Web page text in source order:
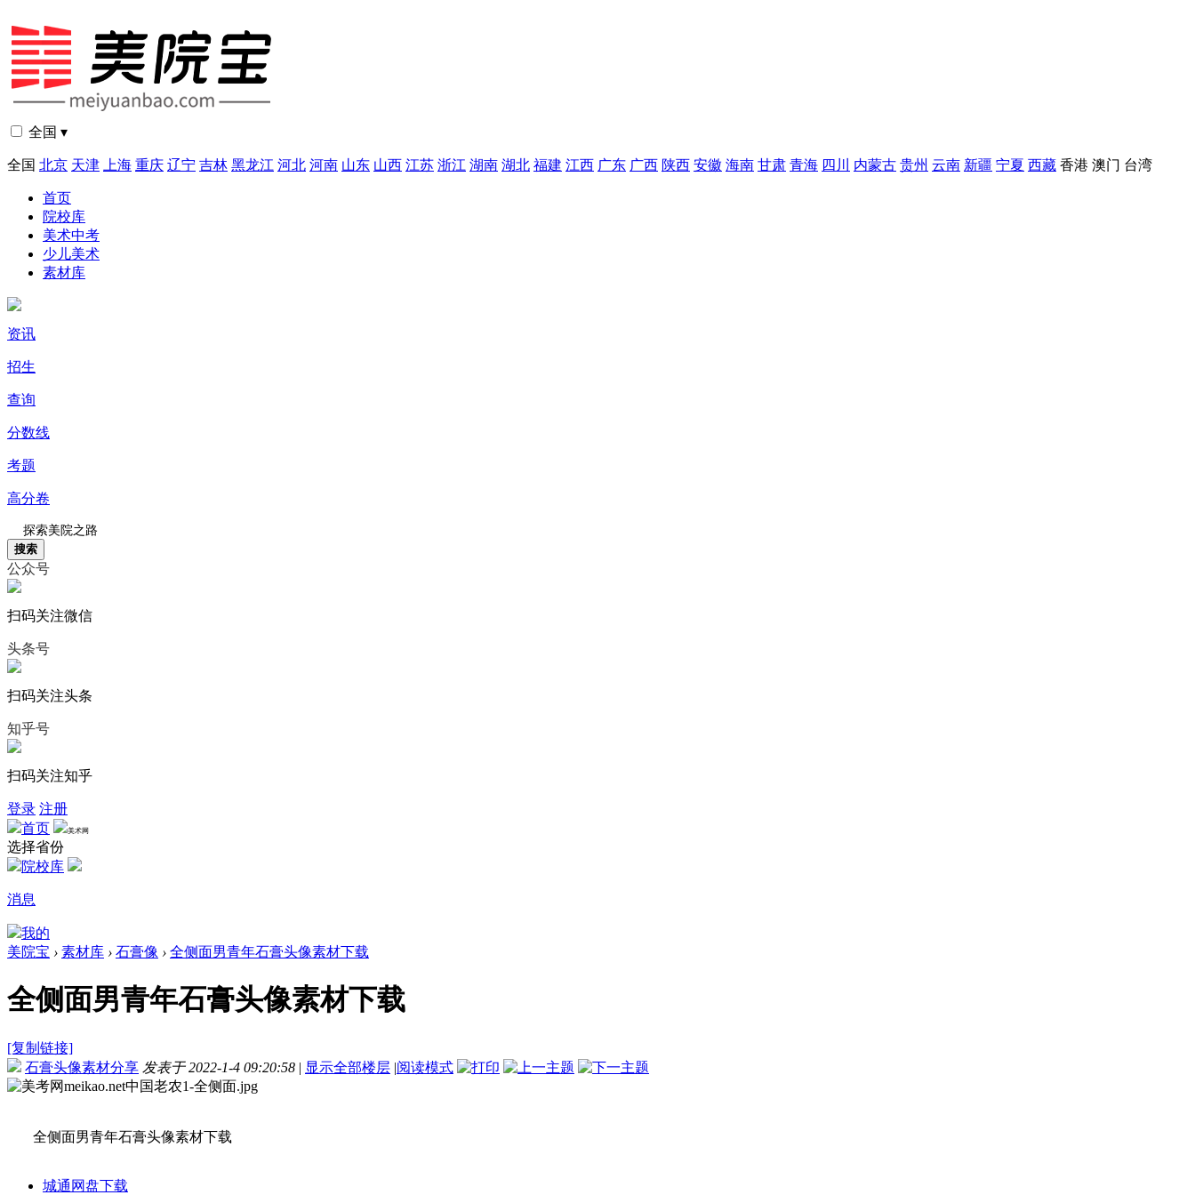
全国 ▾
全国 北京 天津 上海 重庆 辽宁 吉林 黑龙江 河北 河南 山东 山西 江苏 浙江 湖南 湖北 福建 江西 广东 广西 陕西 安徽 海南 甘肃 青海 四川 内蒙古 贵州 云南 新疆 宁夏 西藏 香港 澳门 台湾
首页
院校库
美术中考
少儿美术
素材库
资讯
招生
查询
分数线
考题
高分卷
搜索
公众号
扫码关注微信
头条号
扫码关注头条
知乎号
扫码关注知乎
登录 注册
首页
美术网
选择省份
院校库
消息
我的
美院宝 › 素材库 › 石膏像 › 全侧面男青年石膏头像素材下载
全侧面男青年石膏头像素材下载
[复制链接]
石膏头像素材分享 发表于 2022-1-4 09:20:58 | 显示全部楼层 |阅读模式
全侧面男青年石膏头像素材下载
城通网盘下载